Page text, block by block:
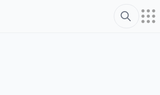
Search